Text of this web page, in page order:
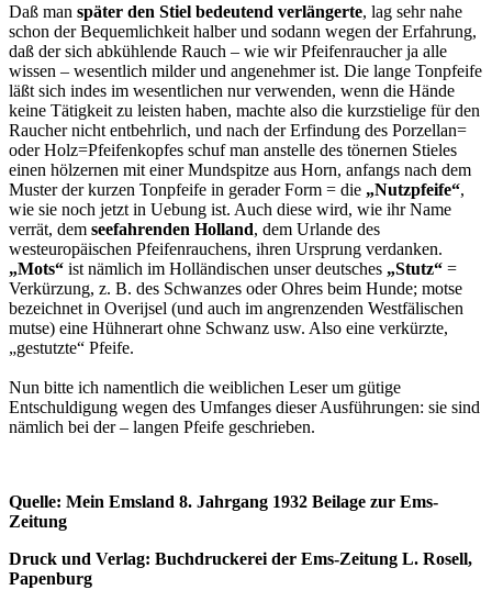
Daß man später den Stiel bedeutend verlängerte, lag sehr nahe
schon der Bequemlichkeit halber und sodann wegen der Erfahrung,
daß der sich abkühlende Rauch – wie wir Pfeifenraucher ja alle
wissen – wesentlich milder und angenehmer ist. Die lange Tonpfeife
läßt sich indes im wesentlichen nur verwenden, wenn die Hände
keine Tätigkeit zu leisten haben, machte also die kurzstielige für den
Raucher nicht entbehrlich, und nach der Erfindung des Porzellan=
oder Holz=Pfeifenkopfes schuf man anstelle des tönernen Stieles
einen hölzernen mit einer Mundspitze aus Horn, anfangs nach dem
Muster der kurzen Tonpfeife in gerader Form = die „Nutzpfeife“,
wie sie noch jetzt in Uebung ist. Auch diese wird, wie ihr Name
verrät, dem seefahrenden Holland, dem Urlande des
westeuropäischen Pfeifenrauchens, ihren Ursprung verdanken.
„Mots“ ist nämlich im Holländischen unser deutsches „Stutz“ =
Verkürzung, z. B. des Schwanzes oder Ohres beim Hunde; motse
bezeichnet in Overijsel (und auch im angrenzenden Westfälischen
mutse) eine Hühnerart ohne Schwanz usw. Also eine verkürzte,
„gestutzte“ Pfeife.
Nun bitte ich namentlich die weiblichen Leser um gütige
Entschuldigung wegen des Umfanges dieser Ausführungen: sie sind
nämlich bei der – langen Pfeife geschrieben.
Quelle: Mein Emsland 8. Jahrgang 1932 Beilage zur Ems-
Zeitung
Druck und Verlag: Buchdruckerei der Ems-Zeitung L. Rosell,
Papenburg